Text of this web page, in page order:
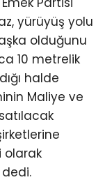
yürüyüş yolu
olduğunu
10 metrelik
halde
Maliye ve
olarak